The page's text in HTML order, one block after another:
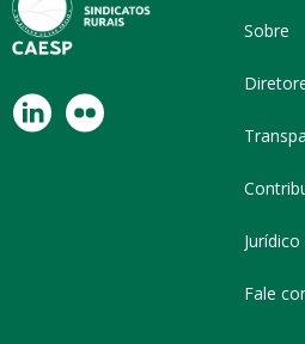
Sobre
Jurídico
Fale